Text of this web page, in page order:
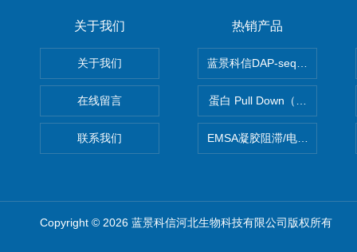
关于我们
关于我们
在线留言
联系我们
热销产品
蓝景科信DAP-seq技术服务实
蛋白 Pull Down（蛋白和蛋白
EMSA凝胶阻滞/电泳迁移率实
Copyright © 2026 蓝景科信河北生物科技有限公司版权所有